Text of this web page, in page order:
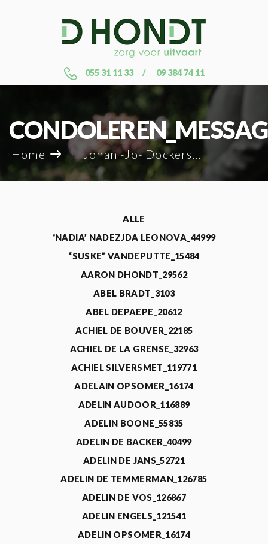
055 31 11 33 09 384 74 11
Home Johan -Jo- Dockers_68182
ALLE
‘NADIA’ NADEZJDA LEONOVA_44999
“SUSKE” VANDEPUTTE_15484
AARON DHONDT_29562
ABEL BRADT_3103
ABEL DEPAEPE_20612
ACHIEL DE BOUVER_22185
ACHIEL DE LA GRENSE_32963
ACHIEL SILVERSMET_119771
ADELAIN OPSOMER_16174
ADELIN AUDOOR_116889
ADELIN BOONE_55835
ADELIN DE BACKER_40499
ADELIN DE JANS_52721
ADELIN DE TEMMERMAN_126785
ADELIN DE VOS_126867
ADELIN ENGELS_121541
ADELIN OPSOMER_16174